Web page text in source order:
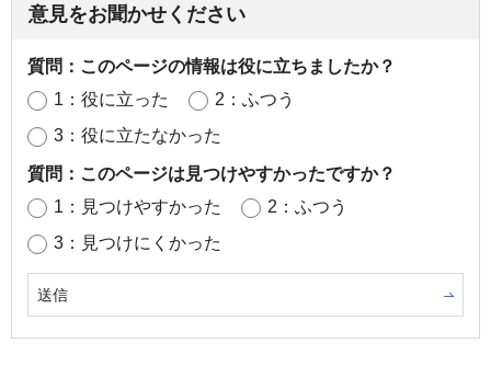
意見をお聞かせください
質問：このページの情報は役に立ちましたか？
1：役に立った
2：ふつう
3：役に立たなかった
質問：このページは見つけやすかったですか？
1：見つけやすかった
2：ふつう
3：見つけにくかった